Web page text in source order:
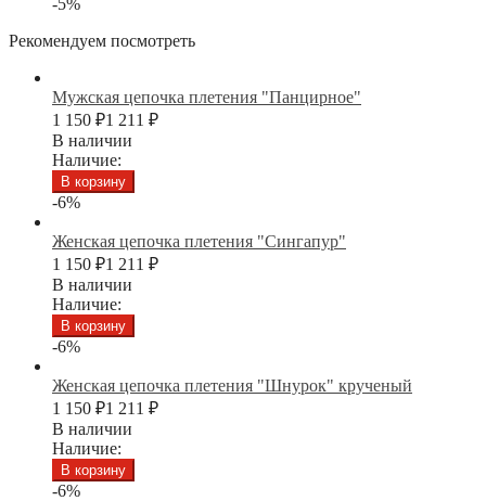
Рекомендуем посмотреть
Мужская цепочка плетения "Панцирное"
1 150 ₽1 211 ₽
В наличии
Наличие:
В корзину
-6%
Женская цепочка плетения "Сингапур"
1 150 ₽1 211 ₽
В наличии
Наличие:
В корзину
-6%
Женская цепочка плетения "Шнурок" крученый
1 150 ₽1 211 ₽
В наличии
Наличие:
В корзину
-6%